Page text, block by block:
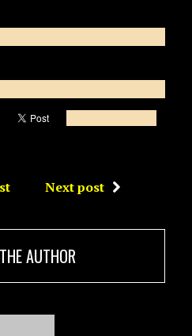
Next post
AUTHOR